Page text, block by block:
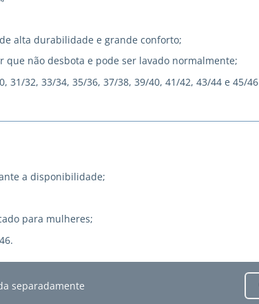
alta durabilidade e grande conforto;
não desbota e pode ser lavado normalmente;
31/32, 33/34, 35/36, 37/38, 39/40, 41/42, 43/44 e 45/46
a disponibilidade;
para mulheres;
separadamente